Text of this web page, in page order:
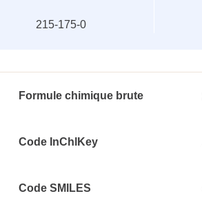
215-175-0
Formule chimique brute
Code InChlKey
Code SMILES